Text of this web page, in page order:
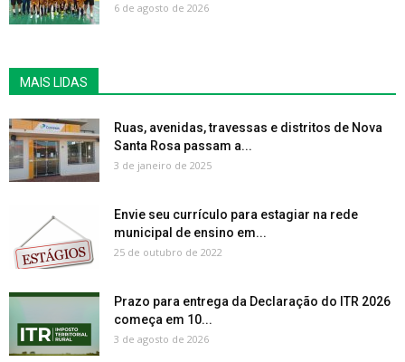
6 de agosto de 2026
MAIS LIDAS
Ruas, avenidas, travessas e distritos de Nova
Santa Rosa passam a...
3 de janeiro de 2025
Envie seu currículo para estagiar na rede
municipal de ensino em...
25 de outubro de 2022
Prazo para entrega da Declaração do ITR 2026
começa em 10...
3 de agosto de 2026